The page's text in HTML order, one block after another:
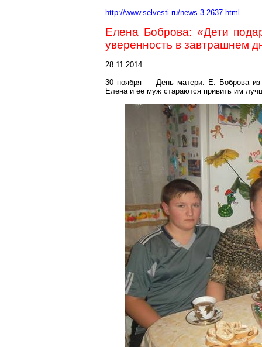
http://www.selvesti.ru/news-3-2637.html
Елена Боброва: «Дети
уверенность в завтрашнем
28.11.2014
30 ноября — День матери. Е. Боброва
Елена и ее муж стараются привить им